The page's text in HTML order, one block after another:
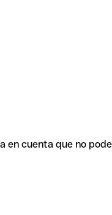
cuenta que no